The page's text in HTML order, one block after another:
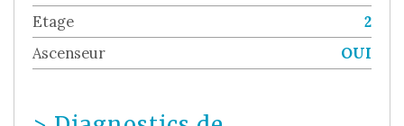
Etage
2
Ascenseur
OUI